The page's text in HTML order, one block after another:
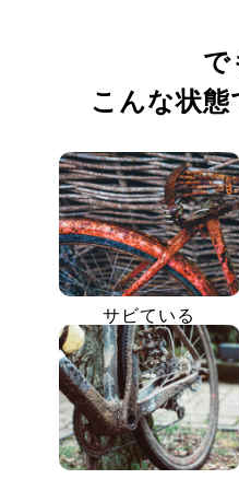
で
こんな状態
サビている